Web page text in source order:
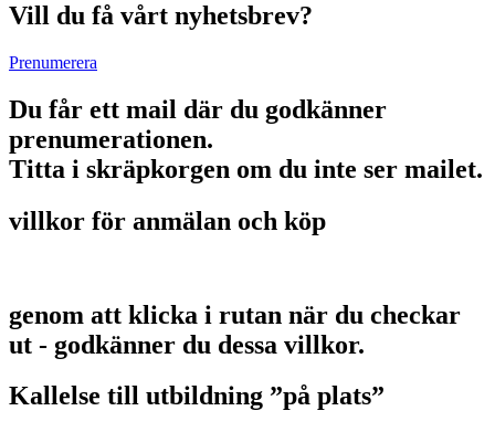
Vill du få vårt nyhetsbrev?
Prenumerera
Du får ett mail där du godkänner
prenumerationen.
Titta i skräpkorgen om du inte ser mailet.
villkor för anmälan och köp
genom att klicka i rutan när du checkar
ut - godkänner du dessa villkor.
Kallelse till utbildning ”på plats”